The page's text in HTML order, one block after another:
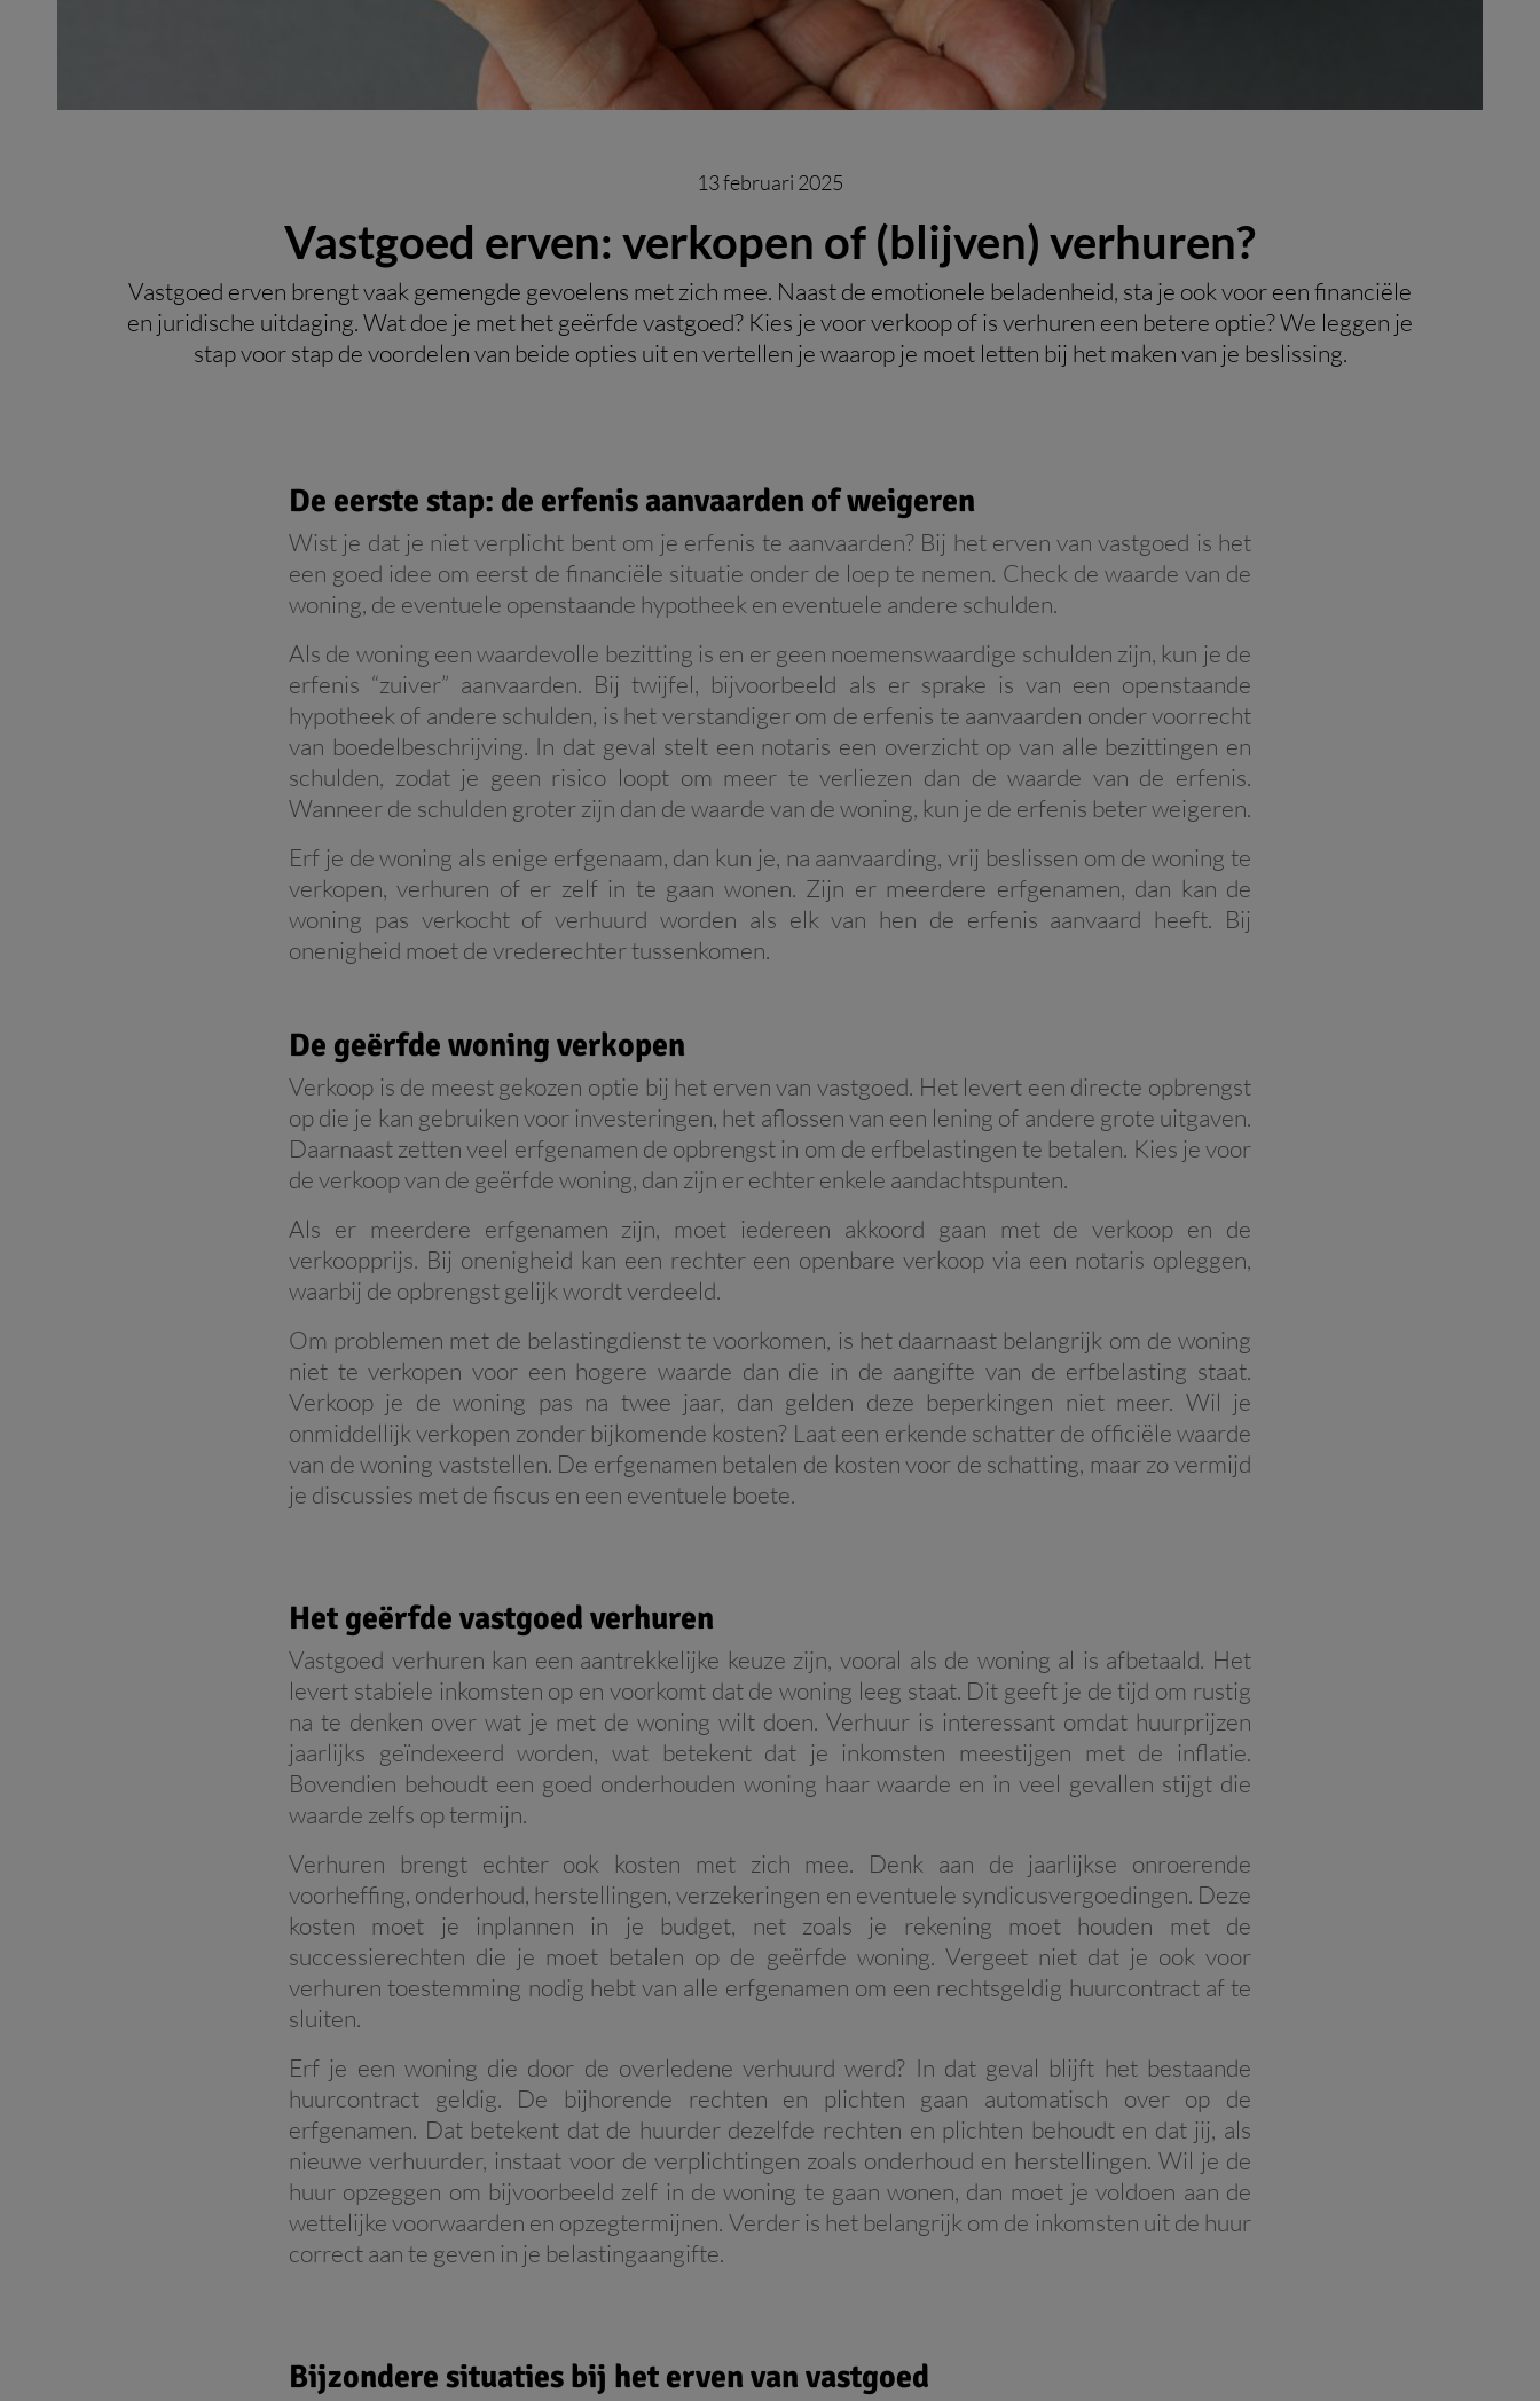
13 februari 2025
Vastgoed erven: verkopen of (blijven) verhuren?
Vastgoed erven brengt vaak gemengde gevoelens met zich mee. Naast de emotionele beladenheid, sta je ook voor een financiële
en juridische uitdaging. Wat doe je met het geërfde vastgoed? Kies je voor verkoop of is verhuren een betere optie? We leggen je
stap voor stap de voordelen van beide opties uit en vertellen je waarop je moet letten bij het maken van je beslissing.
De eerste stap: de erfenis aanvaarden of weigeren
Wist je dat je niet verplicht bent om je erfenis te aanvaarden? Bij het erven van vastgoed is het
een goed idee om eerst de financiële situatie onder de loep te nemen. Check de waarde van de
woning, de eventuele openstaande hypotheek en eventuele andere schulden.
Als de woning een waardevolle bezitting is en er geen noemenswaardige schulden zijn, kun je de
erfenis “zuiver” aanvaarden. Bij twijfel, bijvoorbeeld als er sprake is van een openstaande
hypotheek of andere schulden, is het verstandiger om de erfenis te aanvaarden onder voorrecht
van boedelbeschrijving. In dat geval stelt een notaris een overzicht op van alle bezittingen en
schulden, zodat je geen risico loopt om meer te verliezen dan de waarde van de erfenis.
Wanneer de schulden groter zijn dan de waarde van de woning, kun je de erfenis beter weigeren.
Erf je de woning als enige erfgenaam, dan kun je, na aanvaarding, vrij beslissen om de woning te
verkopen, verhuren of er zelf in te gaan wonen. Zijn er meerdere erfgenamen, dan kan de
woning pas verkocht of verhuurd worden als elk van hen de erfenis aanvaard heeft. Bij
onenigheid moet de vrederechter tussenkomen.
De geërfde woning verkopen
Verkoop is de meest gekozen optie bij het erven van vastgoed. Het levert een directe opbrengst
op die je kan gebruiken voor investeringen, het aflossen van een lening of andere grote uitgaven.
Daarnaast zetten veel erfgenamen de opbrengst in om de erfbelastingen te betalen. Kies je voor
de verkoop van de geërfde woning, dan zijn er echter enkele aandachtspunten.
Als er meerdere erfgenamen zijn, moet iedereen akkoord gaan met de verkoop en de
verkoopprijs. Bij onenigheid kan een rechter een openbare verkoop via een notaris opleggen,
waarbij de opbrengst gelijk wordt verdeeld.
Om problemen met de belastingdienst te voorkomen, is het daarnaast belangrijk om de woning
niet te verkopen voor een hogere waarde dan die in de aangifte van de erfbelasting staat.
Verkoop je de woning pas na twee jaar, dan gelden deze beperkingen niet meer. Wil je
onmiddellijk verkopen zonder bijkomende kosten? Laat een erkende schatter de officiële waarde
van de woning vaststellen. De erfgenamen betalen de kosten voor de schatting, maar zo vermijd
je discussies met de fiscus en een eventuele boete.
Het geërfde vastgoed verhuren
Vastgoed verhuren kan een aantrekkelijke keuze zijn, vooral als de woning al is afbetaald. Het
levert stabiele inkomsten op en voorkomt dat de woning leeg staat. Dit geeft je de tijd om rustig
na te denken over wat je met de woning wilt doen. Verhuur is interessant omdat huurprijzen
jaarlijks geïndexeerd worden, wat betekent dat je inkomsten meestijgen met de inflatie.
Bovendien behoudt een goed onderhouden woning haar waarde en in veel gevallen stijgt die
waarde zelfs op termijn.
Verhuren brengt echter ook kosten met zich mee. Denk aan de jaarlijkse onroerende
voorheffing, onderhoud, herstellingen, verzekeringen en eventuele syndicusvergoedingen. Deze
kosten moet je inplannen in je budget, net zoals je rekening moet houden met de
successierechten die je moet betalen op de geërfde woning. Vergeet niet dat je ook voor
verhuren toestemming nodig hebt van alle erfgenamen om een rechtsgeldig huurcontract af te
sluiten.
Erf je een woning die door de overledene verhuurd werd? In dat geval blijft het bestaande
huurcontract geldig. De bijhorende rechten en plichten gaan automatisch over op de
erfgenamen. Dat betekent dat de huurder dezelfde rechten en plichten behoudt en dat jij, als
nieuwe verhuurder, instaat voor de verplichtingen zoals onderhoud en herstellingen. Wil je de
huur opzeggen om bijvoorbeeld zelf in de woning te gaan wonen, dan moet je voldoen aan de
wettelijke voorwaarden en opzegtermijnen. Verder is het belangrijk om de inkomsten uit de huur
correct aan te geven in je belastingaangifte.
Bijzondere situaties bij het erven van vastgoed